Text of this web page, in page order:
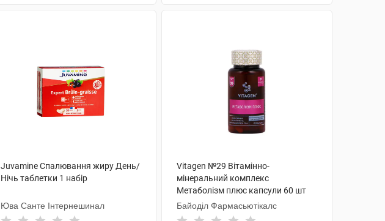
Juvamine Спалювання жиру День/
Нічь таблетки 1 набір
Юва Санте Інтернешинал
Vitagen №29 Вітамінно-
мінеральний комплекс
Метаболізм плюс капсули 60 шт
Байоділ Фармасьютікалс